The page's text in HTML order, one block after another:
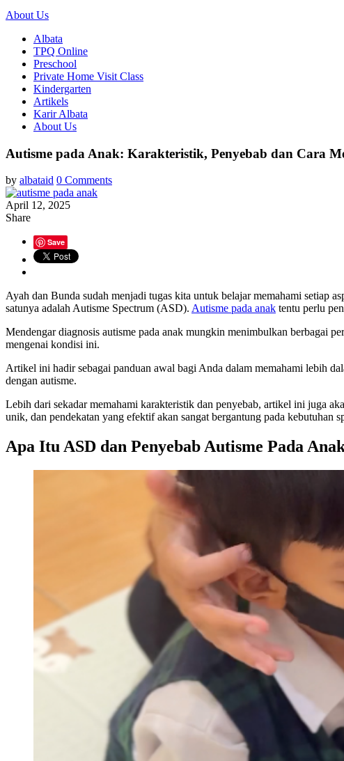
About Us
Albata
TPQ Online
Preschool
Private Home Visit Class
Kindergarten
Artikels
Karir Albata
About Us
Autisme pada Anak: Karakteristik, Penyebab dan Cara
by albataid 0 Comments
April 12, 2025
Share
Save
Ayah dan Bunda sudah menjadi tugas kita untuk belajar memahami setiap
satunya adalah Autisme Spectrum (ASD). Autisme pada anak tentu perlu
Mendengar diagnosis autisme pada anak mungkin menimbulkan berbagai
mengenai kondisi ini.
Artikel ini hadir sebagai panduan awal bagi Anda dalam memahami lebih
dengan autisme.
Lebih dari sekadar memahami karakteristik dan penyebab, artikel ini juga
unik, dan pendekatan yang efektif akan sangat bergantung pada kebutuhan
Apa Itu ASD dan Penyebab Autisme Pada